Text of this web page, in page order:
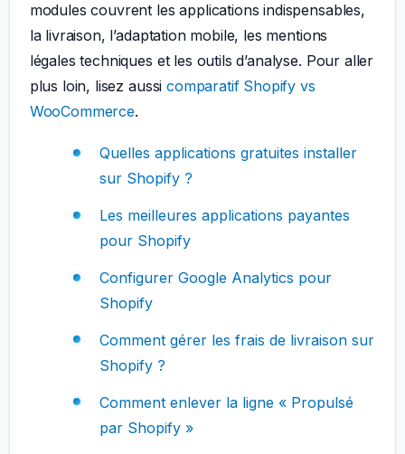
modules couvrent les applications indispensables,
la livraison, l’adaptation mobile, les mentions
légales techniques et les outils d’analyse. Pour aller
plus loin, lisez aussicomparatif Shopify vs
WooCommerce.
Quelles applications gratuites installer
sur Shopify ?
Les meilleures applications payantes
pour Shopify
Configurer Google Analytics pour
Shopify
Comment gérer les frais de livraison sur
Shopify ?
Comment enlever la ligne « Propulsé
par Shopify »